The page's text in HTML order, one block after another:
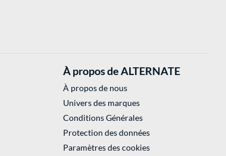
À propos de ALTERNATE
À propos de nous
Univers des marques
Conditions Générales
Protection des données
Paramètres des cookies